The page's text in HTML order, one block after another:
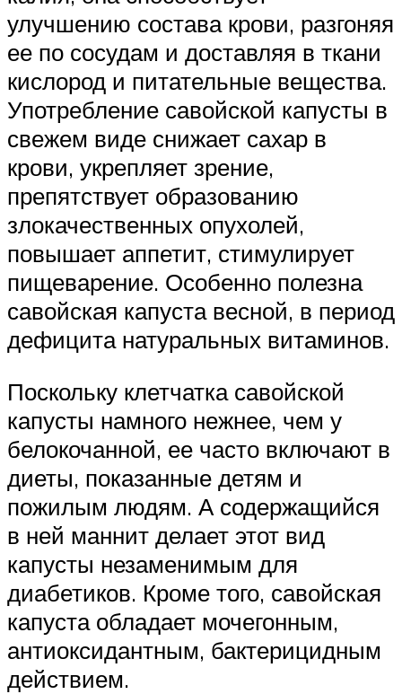
улучшению состава крови, разгоняя
ее по сосудам и доставляя в ткани
кислород и питательные вещества.
Употребление савойской капусты в
свежем виде снижает сахар в
крови, укрепляет зрение,
препятствует образованию
злокачественных опухолей,
повышает аппетит, стимулирует
пищеварение. Особенно полезна
савойская капуста весной, в период
дефицита натуральных витаминов.
Поскольку клетчатка савойской
капусты намного нежнее, чем у
белокочанной, ее часто включают в
диеты, показанные детям и
пожилым людям. А содержащийся
в ней маннит делает этот вид
капусты незаменимым для
диабетиков. Кроме того, савойская
капуста обладает мочегонным,
антиоксидантным, бактерицидным
действием.